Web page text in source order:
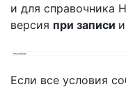
и для справочника
версия при записи
Если все условия